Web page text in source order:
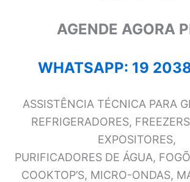
AGENDE AGORA
WHATSAPP: 19
ASSISTÊNCIA TÉCNICA PARA
REFRIGERADORES,
EXPOSITORES,
PURIFICADORES DE ÁGUA,
COOKTOP’S, MICRO-ONDAS,